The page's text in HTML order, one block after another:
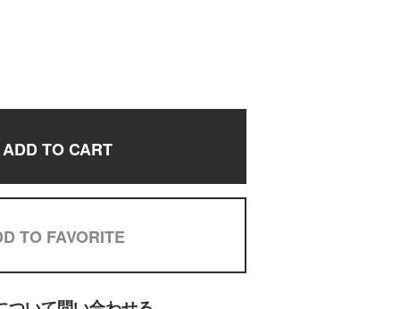
ADD TO CART
TO FAVORITE